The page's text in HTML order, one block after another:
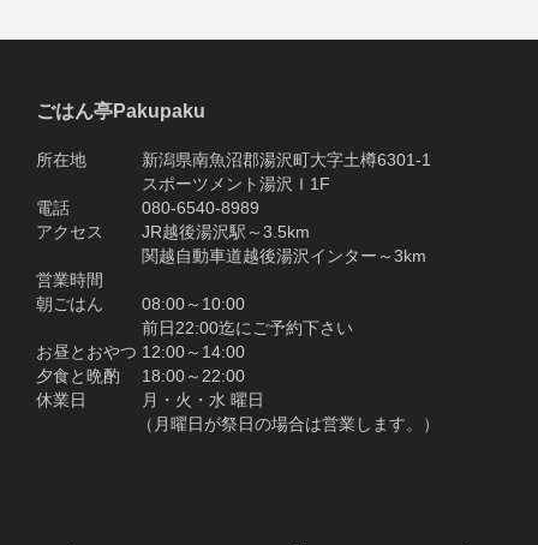
ごはん亭Pakupaku
所在地 新潟県南魚沼郡湯沢町大字土樽6301-1
スポーツメント湯沢Ｉ1F
電話 080-6540-8989
アクセス JR越後湯沢駅～3.5km
関越自動車道越後湯沢インター～3km
営業時間
朝ごはん 08:00～10:00
前日22:00迄にご予約下さい
お昼とおやつ 12:00～14:00
夕食と晩酌 18:00～22:00
休業日 月・火・水 曜日
（月曜日が祭日の場合は営業します。）